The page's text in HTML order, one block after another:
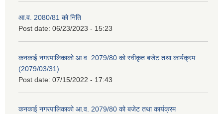
आ.व. 2080/81 को निति
Post date: 06/23/2023 - 15:23
कनकाई नगरपालिकाको आ.व. 2079/80 को स्वीकृत बजेट तथा कार्यक्रम
(2079/03/31)
Post date: 07/15/2022 - 17:43
कनकाई नगरपालिकाको आ.व. 2079/80 को बजेट तथा कार्यक्रम